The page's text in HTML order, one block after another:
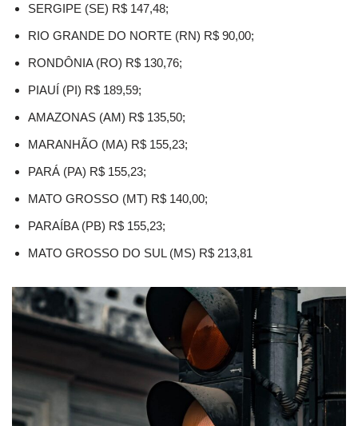
SERGIPE (SE) R$ 147,48;
RIO GRANDE DO NORTE (RN) R$ 90,00;
RONDÔNIA (RO) R$ 130,76;
PIAUÍ (PI) R$ 189,59;
AMAZONAS (AM) R$ 135,50;
MARANHÃO (MA) R$ 155,23;
PARÁ (PA) R$ 155,23;
MATO GROSSO (MT) R$ 140,00;
PARAÍBA (PB) R$ 155,23;
MATO GROSSO DO SUL (MS) R$ 213,81